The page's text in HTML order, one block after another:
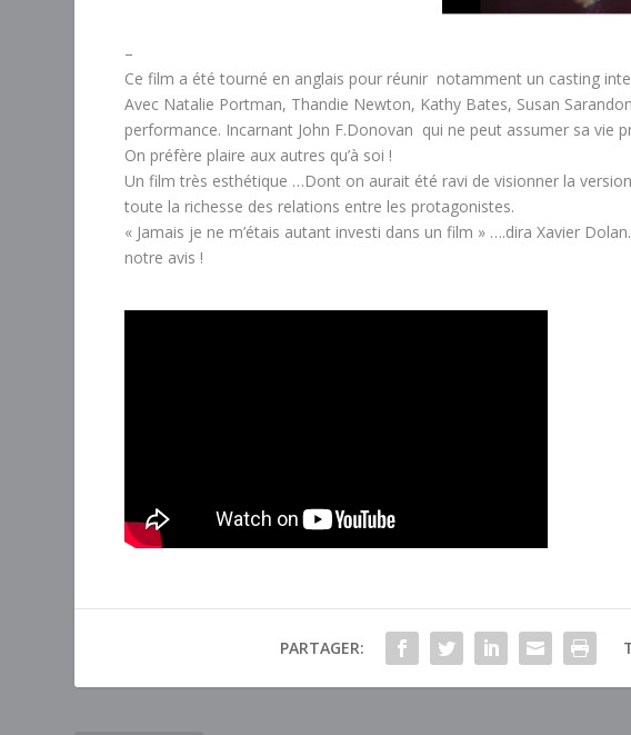
–
Ce film a été tourné en anglais pour réunir notamment un casting
Avec Natalie Portman, Thandie Newton, Kathy Bates, Susan
performance. Incarnant John F.Donovan qui ne peut assumer sa vie
On préfère plaire aux autres qu’à soi !
Un film très esthétique …Dont on aurait été ravi de visionner la
toute la richesse des relations entre les protagonistes.
« Jamais je ne m’étais autant investi dans un film » ….dira Xavier
notre avis !
PARTAGER: